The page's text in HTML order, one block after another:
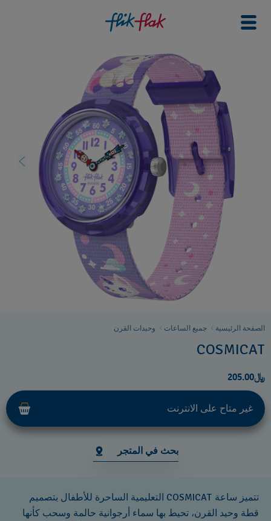
الصفحة الرئيسية جميع الساعات وحيدات القرن
COSMICAT
﷼205.00
غير متاح على الانترنت
بحث في المتجر
تتميز ساعة COSMICAT التعليمية الساحرة للأطفال بتصميم
قطة وحيد القرن، تحيط بها سماء أرجوانية حالمة وسحب كأنها